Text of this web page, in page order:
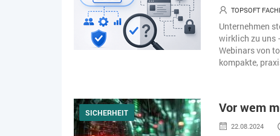
TOPSOFT
Unternehmen
wirklich zu uns
Webinars von
kompakte,
SICHERHEIT Vor wem
22.08.2024